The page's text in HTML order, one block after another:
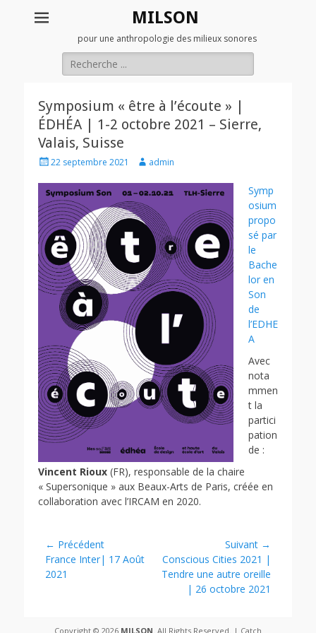
MILSON
pour une anthropologie des milieux sonores
Rechercher :
Symposium « être à l’écoute » |
ÉDHÉA | 1-2 octobre 2021 – Sierre,
Valais, Suisse
Posted
22 septembre 2021 Authoradmin
Symp
osium
propo
sé par
le
Bache
lor en
Son
de
l’EDHE
A
Avec
nota
mmen
t la
partici
pation
de :
Vincent Rioux (FR), responsable de la chaire
« Supersonique » aux Beaux-Arts de Paris, créée en
collaboration avec l’IRCAM en 2020.
Navigation
de
l’article
← Précédent
Article
précédent :
France Inter| 17 Août
2021
Suivant →
Article
suivant :
Conscious Cities 2021 |
Tendre une autre oreille
| 26 octobre 2021
Copyright © 2026 MILSON . All Rights Reserved. | Catch